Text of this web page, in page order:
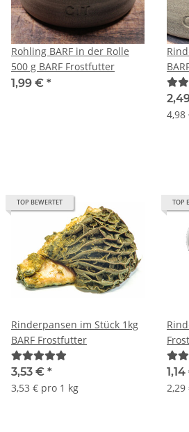
Rohling BARF in der Rolle
500 g BARF Frostfutter
1,99 € *
4,98
TOP BEWERTET
Rinderpansen im Stück 1kg
BARF Frostfutter
3,53 € *
3,53 € pro 1 kg
TOP
2,29